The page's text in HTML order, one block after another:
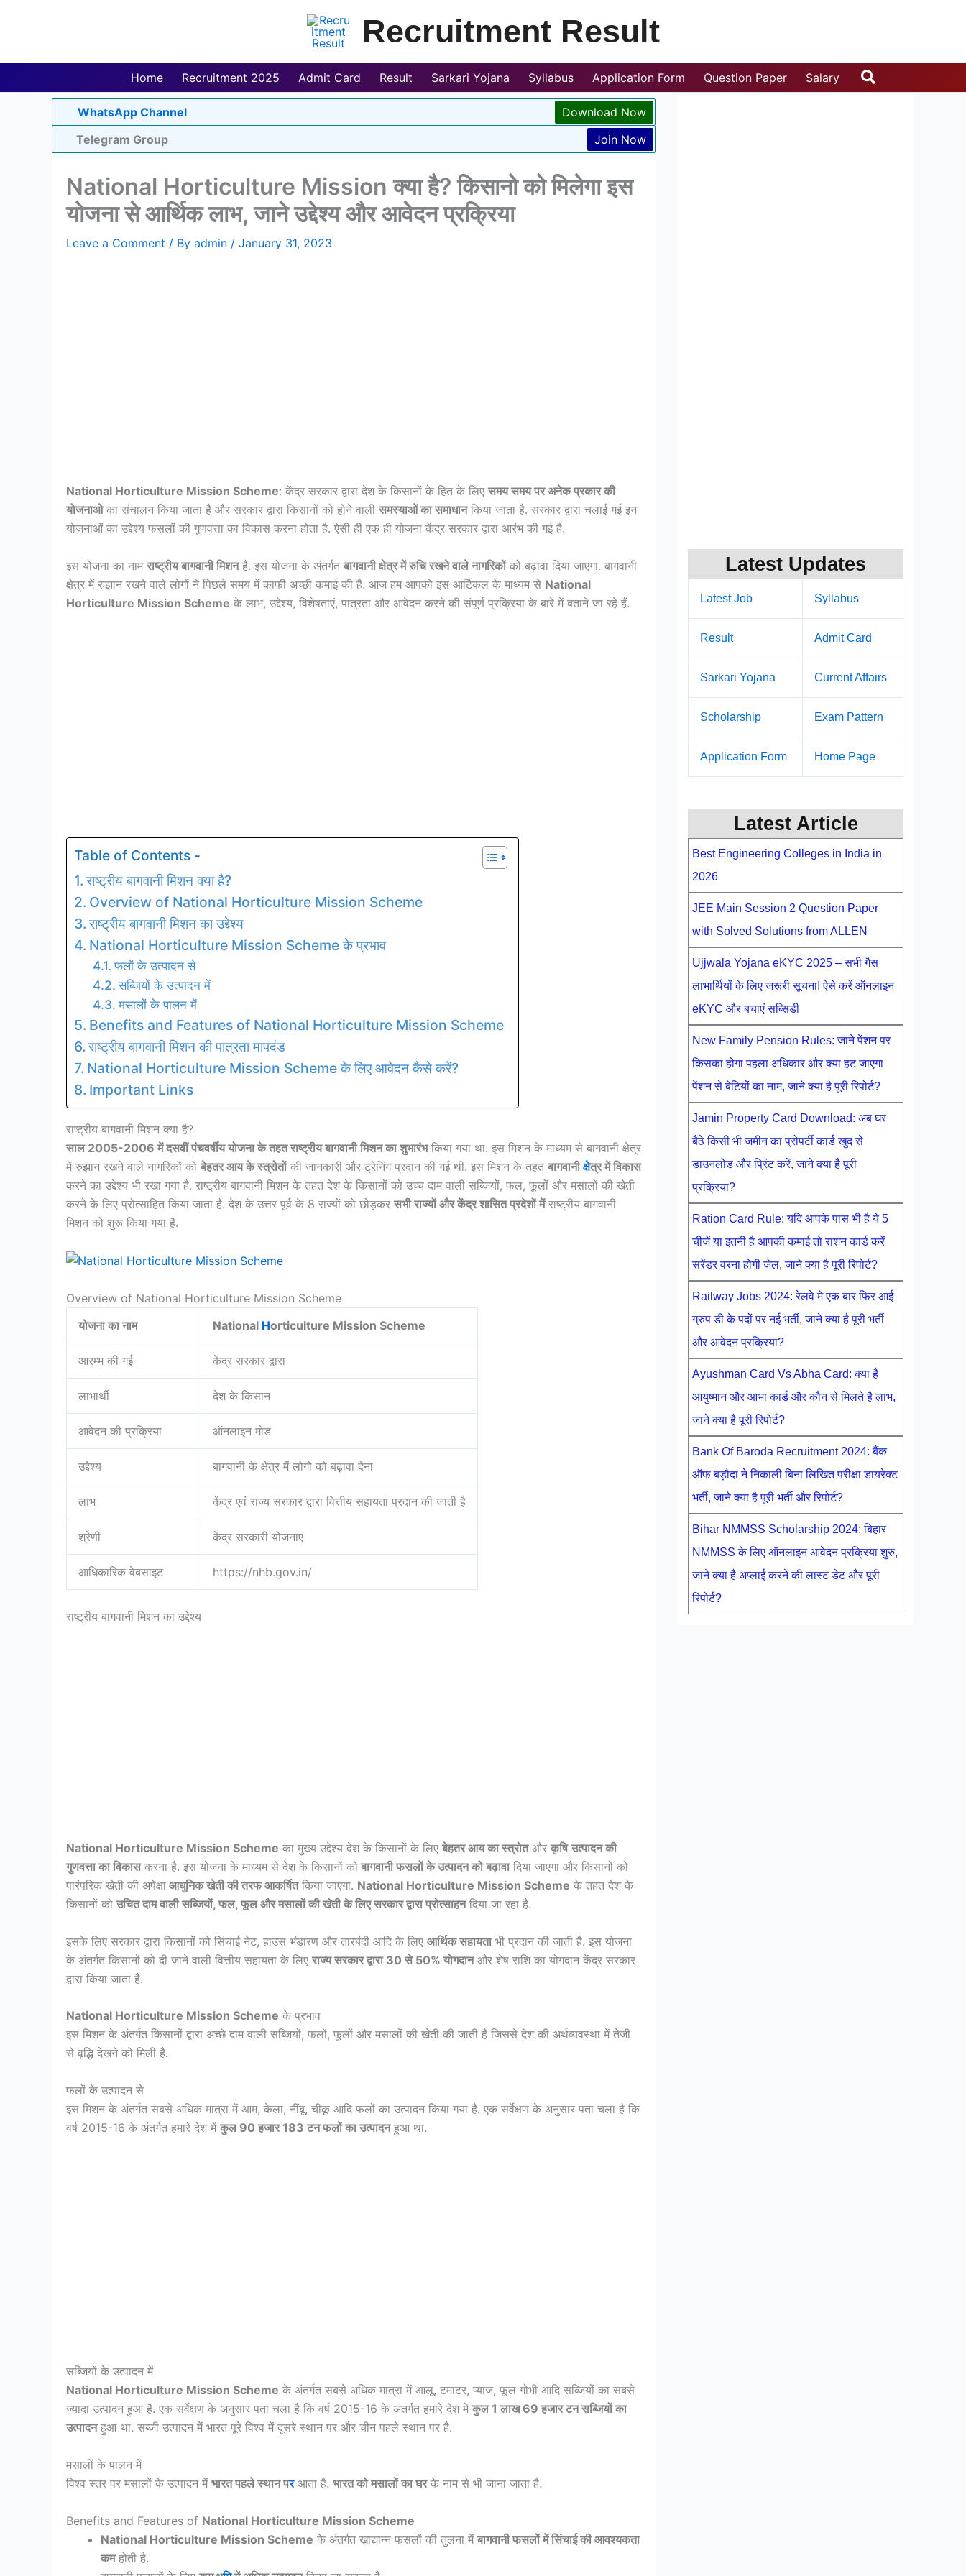
Recruitment Result
Home Recruitment 2025 Admit Card Result Sarkari Yojana Syllabus Application Form Question Paper Salary Search
WhatsApp Channel
Download Now
Telegram Group
Join Now
National Horticulture Mission क्या है? किसानो को मिलेगा इस
योजना से आर्थिक लाभ, जाने उद्देश्य और आवेदन प्रक्रिया
Leave a Comment / By admin / January 31, 2023
National Horticulture Mission Scheme: केंद्र सरकार द्वारा देश के किसानों के हित के लिए समय समय पर अनेक प्रकार की
योजनाओका संचालन किया जाता है और सरकार द्वारा किसानों को होने वाली समस्याओं का समाधानकिया जाता है. सरकार द्वारा चलाई गई इन
योजनाओं का उद्देश्य फसलों की गुणवत्ता का विकास करना होता है. ऐसी ही एक ही योजना केंद्र सरकार द्वारा आरंभ की गई है.
इस योजना का नाम राष्ट्रीय बागवानी मिशनहै. इस योजना के अंतर्गत बागवानी क्षेत्र में रुचि रखने वाले नागरिकोंको बढ़ावा दिया जाएगा. बागवानी
क्षेत्र में रुझान रखने वाले लोगों ने पिछले समय में काफी अच्छी कमाई की है. आज हम आपको इस आर्टिकल के माध्यम से National
Horticulture Mission Scheme के लाभ, उद्देश्य, विशेषताएं, पात्रता और आवेदन करने की संपूर्ण प्रक्रिया के बारे में बताने जा रहे हैं.
Table of Contents -
राष्ट्रीय बागवानी मिशन क्या है?
Overview of National Horticulture Mission Scheme
राष्ट्रीय बागवानी मिशन का उद्देश्य
National Horticulture Mission Scheme के प्रभाव
फलों के उत्पादन से
सब्जियों के उत्पादन में
मसालों के पालन में
Benefits and Features of National Horticulture Mission Scheme
राष्ट्रीय बागवानी मिशन की पात्रता मापदंड
National Horticulture Mission Scheme के लिए आवेदन कैसे करें?
Important Links
राष्ट्रीय बागवानी मिशन क्या है?
साल 2005-2006 में दसवीं पंचवर्षीय योजना के तहत राष्ट्रीय बागवानी मिशन का शुभारंभकिया गया था. इस मिशन के माध्यम से बागवानी क्षेत्र
में रुझान रखने वाले नागरिकों को बेहतर आय के स्त्रोतोंकी जानकारी और ट्रेनिंग प्रदान की गई थी. इस मिशन के तहत बागवानीक्षेत्र में विकास
करने का उद्देश्य भी रखा गया है. राष्ट्रीय बागवानी मिशन के तहत देश के किसानों को उच्च दाम वाली सब्जियों, फल, फूलों और मसालों की खेती
करने के लिए प्रोत्साहित किया जाता है. देश के उत्तर पूर्व के 8 राज्यों को छोड़कर सभी राज्यों और केंद्र शासित प्रदेशों मेंराष्ट्रीय बागवानी
मिशन को शुरू किया गया है.
Overview of National Horticulture Mission Scheme
योजना का नाम
National Horticulture Mission Scheme
आरम्भ की गई केंद्र सरकार द्वारा
लाभार्थी देश के किसान
आवेदन की प्रक्रिया ऑनलाइन मोड
उद्देश्य बागवानी के क्षेत्र में लोगो को बढ़ावा देना
लाभ केंद्र एवं राज्य सरकार द्वारा वित्तीय सहायता प्रदान की जाती है
श्रेणी केंद्र सरकारी योजनाएं
आधिकारिक वेबसाइट https://nhb.gov.in/
राष्ट्रीय बागवानी मिशन का उद्देश्य
National Horticulture Mission Scheme का मुख्य उद्देश्य देश के किसानों के लिए बेहतर आय का स्त्रोतऔर कृषि उत्पादन की
गुणवत्ता का विकासकरना है. इस योजना के माध्यम से देश के किसानों को बागवानी फसलों के उत्पादन को बढ़ावादिया जाएगा और किसानों को
पारंपरिक खेती की अपेक्षा आधुनिक खेती की तरफ आकर्षितकिया जाएगा. National Horticulture Mission Scheme के तहत देश के
किसानों को उचित दाम वाली सब्जियों, फल, फूल और मसालों की खेती के लिए सरकार द्वारा प्रोत्साहनदिया जा रहा है.
इसके लिए सरकार द्वारा किसानों को सिंचाई नेट, हाउस भंडारण और तारबंदी आदि के लिए आर्थिक सहायताभी प्रदान की जाती है. इस योजना
के अंतर्गत किसानों को दी जाने वाली वित्तीय सहायता के लिए राज्य सरकार द्वारा 30 से 50% योगदानऔर शेष राशि का योगदान केंद्र सरकार
द्वारा किया जाता है.
National Horticulture Mission Scheme के प्रभाव
इस मिशन के अंतर्गत किसानों द्वारा अच्छे दाम वाली सब्जियों, फलों, फूलों और मसालों की खेती की जाती है जिससे देश की अर्थव्यवस्था में तेजी
से वृद्धि देखने को मिली है.
फलों के उत्पादन से
इस मिशन के अंतर्गत सबसे अधिक मात्रा में आम, केला, नींबू, चीकू आदि फलों का उत्पादन किया गया है. एक सर्वेक्षण के अनुसार पता चला है कि
वर्ष 2015-16 के अंतर्गत हमारे देश में कुल 90 हजार 183 टन फलों का उत्पादनहुआ था.
सब्जियों के उत्पादन में
National Horticulture Mission Scheme के अंतर्गत सबसे अधिक मात्रा में आलू, टमाटर, प्याज, फूल गोभी आदि सब्जियों का सबसे
ज्यादा उत्पादन हुआ है. एक सर्वेक्षण के अनुसार पता चला है कि वर्ष 2015-16 के अंतर्गत हमारे देश में कुल 1 लाख 69 हजार टन सब्जियों का
उत्पादनहुआ था. सब्जी उत्पादन में भारत पूरे विश्व में दूसरे स्थान पर और चीन पहले स्थान पर है.
मसालों के पालन में
विश्व स्तर पर मसालों के उत्पादन में भारत पहले स्थान परआता है. भारत को मसालों का घरके नाम से भी जाना जाता है.
Benefits and Features of National Horticulture Mission Scheme
National Horticulture Mission Scheme के अंतर्गत खाद्यान्न फसलों की तुलना में बागवानी फसलों में सिंचाई की आवश्यकता
कमहोती है.
Latest Updates
Latest Job Syllabus
Result Admit Card
Sarkari Yojana Current Affairs
Scholarship Exam Pattern
Application Form Home Page
Latest Article
Best Engineering Colleges in India in
2026
JEE Main Session 2 Question Paper
with Solved Solutions from ALLEN
Ujjwala Yojana eKYC 2025 – सभी गैस
लाभार्थियों के लिए जरूरी सूचना! ऐसे करें ऑनलाइन
eKYC और बचाएं सब्सिडी
New Family Pension Rules: जाने पेंशन पर
किसका होगा पहला अधिकार और क्या हट जाएगा
पेंशन से बेटियों का नाम, जाने क्या है पूरी रिपोर्ट?
Jamin Property Card Download: अब घर
बैठे किसी भी जमीन का प्रोपर्टी कार्ड खुद से
डाउनलोड और प्रिंट करें, जाने क्या है पूरी
प्रक्रिया?
Ration Card Rule: यदि आपके पास भी है ये 5
चीजें या इतनी है आपकी कमाई तो राशन कार्ड करें
सरेंडर वरना होगी जेल, जाने क्या है पूरी रिपोर्ट?
Railway Jobs 2024: रेलवे मे एक बार फिर आई
ग्रुप डी के पदों पर नई भर्ती, जाने क्या है पूरी भर्ती
और आवेदन प्रक्रिया?
Ayushman Card Vs Abha Card: क्या है
आयुष्मान और आभा कार्ड और कौन से मिलते है लाभ,
जाने क्या है पूरी रिपोर्ट?
Bank Of Baroda Recruitment 2024: बैंक
ऑफ बड़ौदा ने निकाली बिना लिखित परीक्षा डायरेक्ट
भर्ती, जाने क्या है पूरी भर्ती और रिपोर्ट?
Bihar NMMSS Scholarship 2024: बिहार
NMMSS के लिए ऑनलाइन आवेदन प्रक्रिया शुरु,
जाने क्या है अप्लाई करने की लास्ट डेट और पूरी
रिपोर्ट?